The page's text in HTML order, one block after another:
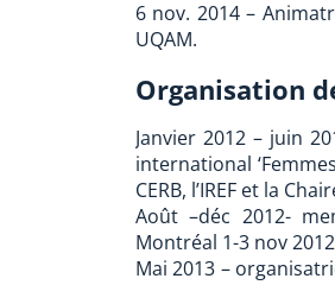
6 nov. 2014 –
UQAM.
Organisation
Janvier 2012 – juin
international
CERB, l’IREF et la
Août –déc 2012-
Montréal 1-3 nov
Mai 2013 –